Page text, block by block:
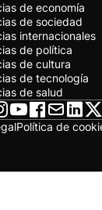
de economía
de sociedad
internacionales
de política
de cultura
de tecnología
de salud
Política de